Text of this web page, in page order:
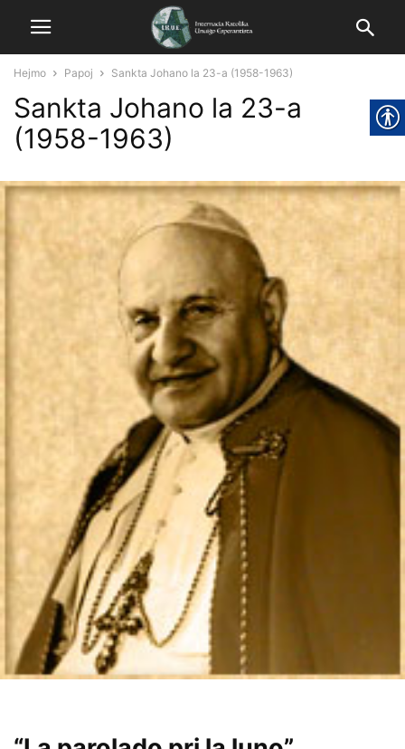
Hejmo Papoj Sankta Johano la 23-a (1958-1963)
Sankta Johano la 23-a
(1958-1963)